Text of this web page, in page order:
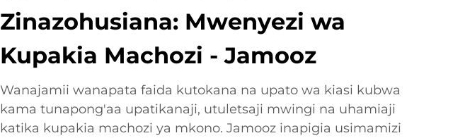
Zinazohusiana: Mwenyezi wa
Kupakia Machozi - Jamooz
Wanajamii wanapata faida kutokana na upato wa kiasi kubwa
kama tunapong'aa upatikanaji, utuletsaji mwingi na uhamiaji
katika kupakia machozi ya mkono. Jamooz inapigia usimamizi